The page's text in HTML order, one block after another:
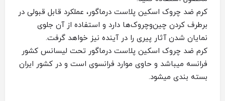
کرم ضد چروک اسکین پلاست درماگور، عملکرد قابل قبولی در
برطرف کردن چین‌وچروک‌ها دارد و استفاده از آن جلوی
نمایان شدن آثار پیری را در آینده نیز خواهد گرفت.
کرم ضد چروک اسکین پلاست درماگور تحت لیسانس کشور
فرانسه میباشد و حاوی موارد فرانسوی است و در کشور ایران
بسته بندی میشود.